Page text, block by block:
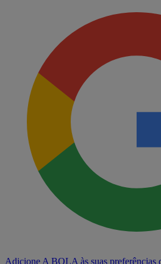
Adicione A BOLA às suas preferências